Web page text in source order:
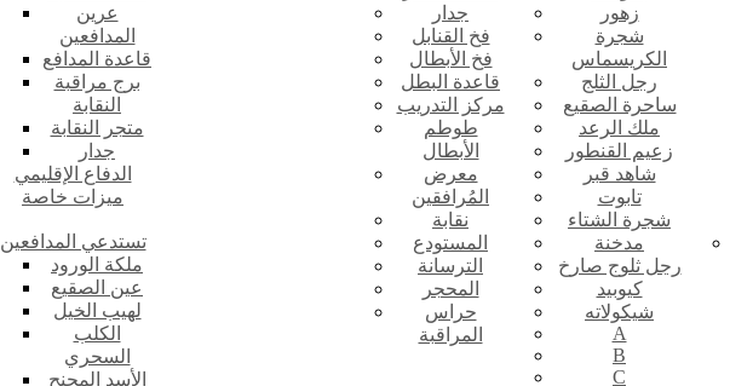
عرين
المدافعين
قاعدة المدافع
برج مراقبة
النقابة
متجر النقابة
جدار
الدفاع الإقليمي
ميزات خاصة
تستدعي المدافعين
ملكة الورود
عين الصقيع
لهيب الخيل
الكلب
السحري
الأسد المجنح
جدار
فخ القنابل
فخ الأبطال
قاعدة البطل
مركز التدريب
طوطم
الأبطال
معرض
المُرافقين
نقابة
المستودع
الترسانة
المحجر
حراس
المراقبة
زهور
شجرة
الكريسماس
رجل الثلج
ساحرة الصقيع
ملك الرعد
زعيم القنطور
شاهد قبر
تابوت
شجرة الشتاء
مدخنة
رجل ثلوج صارخ
كيوبيد
شيكولاته
A
B
C